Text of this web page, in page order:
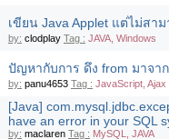
เขียน Java Applet แต่ไม่สา
by: clodplay Tag : JAVA, Windows
ปัญหากับการ ดึง from มาจาก
by: panu4653 Tag : JavaScript, Ajax
[Java]
have an error in your SQL
by: maclaren Tag : MySQL, JAVA